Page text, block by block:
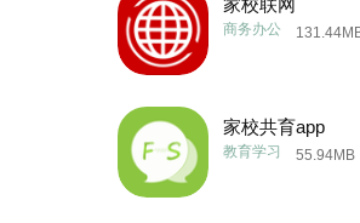
家校联网
商务办公
家校共育app
55.94MB
教育学习